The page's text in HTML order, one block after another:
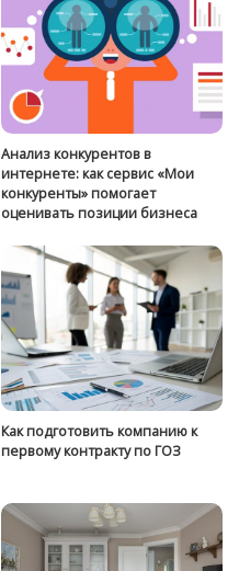
Анализ конкурентов в
интернете: как сервис «Мои
конкуренты» помогает
оценивать позиции бизнеса
Как подготовить компанию к
первому контракту по ГОЗ